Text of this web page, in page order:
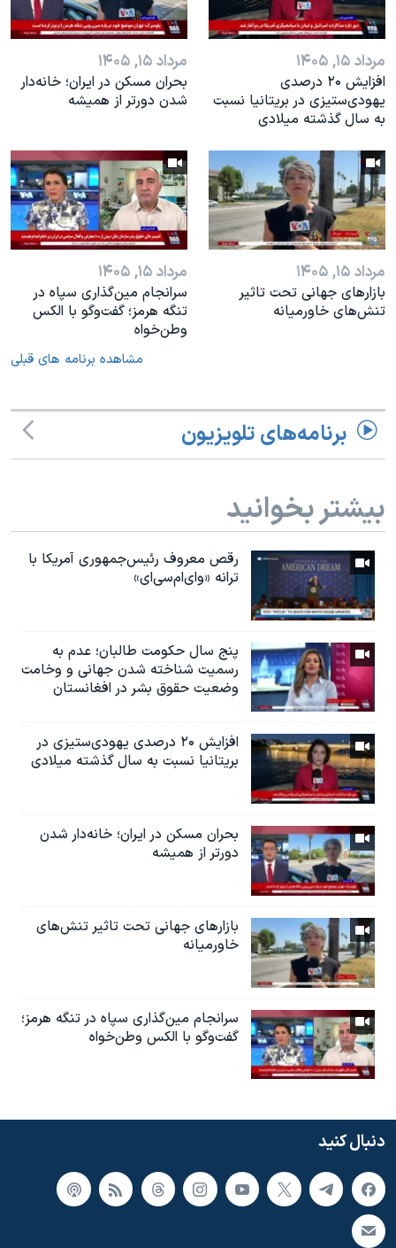
مرداد ۱۵, ۱۴۰۵
افزایش ۲۰ درصدی
یهودی‌ستیزی در بریتانیا نسبت
به سال گذشته میلادی
مرداد ۱۵, ۱۴۰۵
بحران مسکن در ایران؛ خانه‌دار
شدن دورتر از همیشه
مرداد ۱۵, ۱۴۰۵
بازارهای جهانی تحت تاثیر
تنش‌های خاورمیانه
مرداد ۱۵, ۱۴۰۵
سرانجام مین‌گذاری‌ سپاه در
تنگه هرمز؛ گفت‌وگو با الکس
وطن‌خواه
مشاهده برنامه های قبلی
برنامه‌های تلویزیون
بیشتر بخوانید
رقص معروف رئیس‌جمهوری آمریکا با
ترانه «وای‌ام‌سی‌ای»
پنج سال حکومت طالبان؛ عدم به
رسمیت شناخته شدن جهانی و وخامت
وضعیت حقوق بشر در افغانستان
افزایش ۲۰ درصدی یهودی‌ستیزی در
بریتانیا نسبت به سال گذشته میلادی
بحران مسکن در ایران؛ خانه‌دار شدن
دورتر از همیشه
بازارهای جهانی تحت تاثیر تنش‌های
خاورمیانه
سرانجام مین‌گذاری‌ سپاه در تنگه هرمز؛
گفت‌وگو با الکس وطن‌خواه
دنبال کنید